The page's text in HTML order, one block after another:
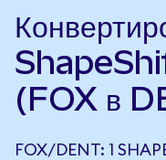
(FOX в
FOX/DENT: 1